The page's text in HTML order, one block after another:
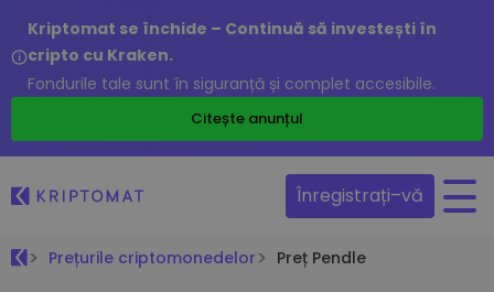
Kriptomat se închide – Continuă să investești în
cripto cu Kraken.
Fondurile tale sunt în siguranță și complet accesibile.
Citește anunțul
Înregistrați–vă
Prețurile criptomonedelor Preț Pendle